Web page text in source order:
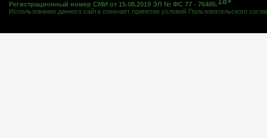
Регистрационный номер СМИ от 15.08.2019 ЭЛ № ФС 77 - 76485.
Использование данного сайта означает принятие условий Пользовательского